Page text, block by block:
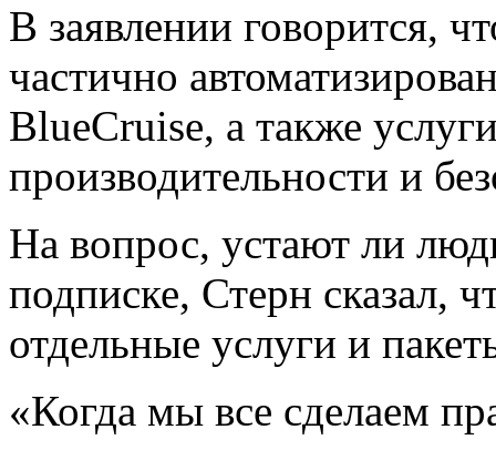
В заявлении говорится,
частично
BlueCruise, а также
производительности и
На вопрос, устают ли
подписке, Стерн сказал,
отдельные услуги и
«Когда мы все сделаем